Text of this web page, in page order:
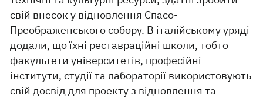
свій внесок у відновлення Спасо-
Преображенського собору. В італійському уряді
додали, що їхні реставраційні школи, тобто
факультети університетів, професійні
інститути, студії та лабораторії використовують
свій досвід для проекту з відновлення та